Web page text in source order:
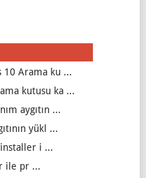
Arama ku ...
kutusu ka ...
aygıtın ...
yükl ...
i ...
ile pr ...